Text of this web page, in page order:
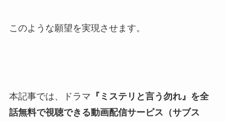
このような願望を実現させます。
本記事では、ドラマ 『ミステリと言う勿れ』を全
話無料で視聴できる動画配信サービス（サブス